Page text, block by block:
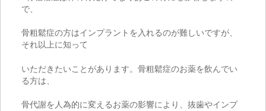
で、
骨粗鬆症の方はインプラントを入れるのが難しいですが、
それ以上に知って
いただきたいことがあります。骨粗鬆症のお薬を飲んでい
る方は、
骨代謝を人為的に変えるお薬の影響により、抜歯やインプ